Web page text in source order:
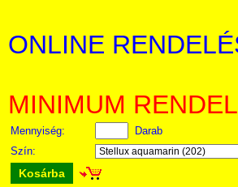
ONLINE
MINIMUM
Mennyiség:
Darab
Szín:
Kosárba